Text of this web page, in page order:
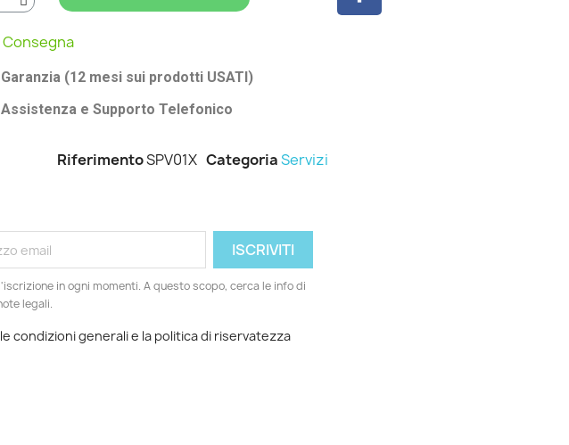
(12 mesi sui prodotti USATI)
e Supporto Telefonico
RiferimentoSPV01X CategoriaServizi
in ogni momenti. A questo scopo, cerca le info di
legali.
condizioni generali e la politica di riservatezza